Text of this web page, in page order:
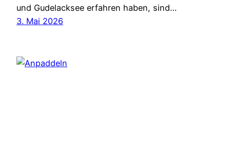
und Gudelacksee erfahren haben, sind…
3. Mai 2026